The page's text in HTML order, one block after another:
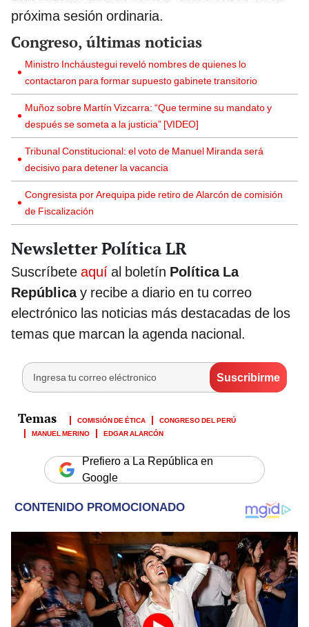
próxima sesión ordinaria.
Congreso, últimas noticias
Ministro Incháustegui reveló nombres de quienes lo
contactaron para formar supuesto gabinete transitorio
Muñoz sobre Martín Vizcarra: “Que termine su mandato y
después se someta a la justicia” [VIDEO]
Tribunal Constitucional: el voto de Manuel Miranda será
decisivo para detener la vacancia
Congresista por Arequipa pide retiro de Alarcón de comisión
de Fiscalización
Newsletter Política LR
Suscríbete aquí al boletín Política La
Repúblicay recibe a diario en tu correo
electrónico las noticias más destacadas de los
temas que marcan la agenda nacional.
COMISIÓN DE ÉTICA
CONGRESO DEL PERÚ
MANUEL MERINO
EDGAR ALARCÓN
Prefiero a La República en
Google